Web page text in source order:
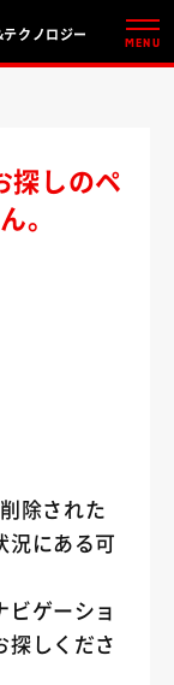
クノロジー
MENU
探しのペ
。
除された
況にある可
ビゲーショ
探しくださ